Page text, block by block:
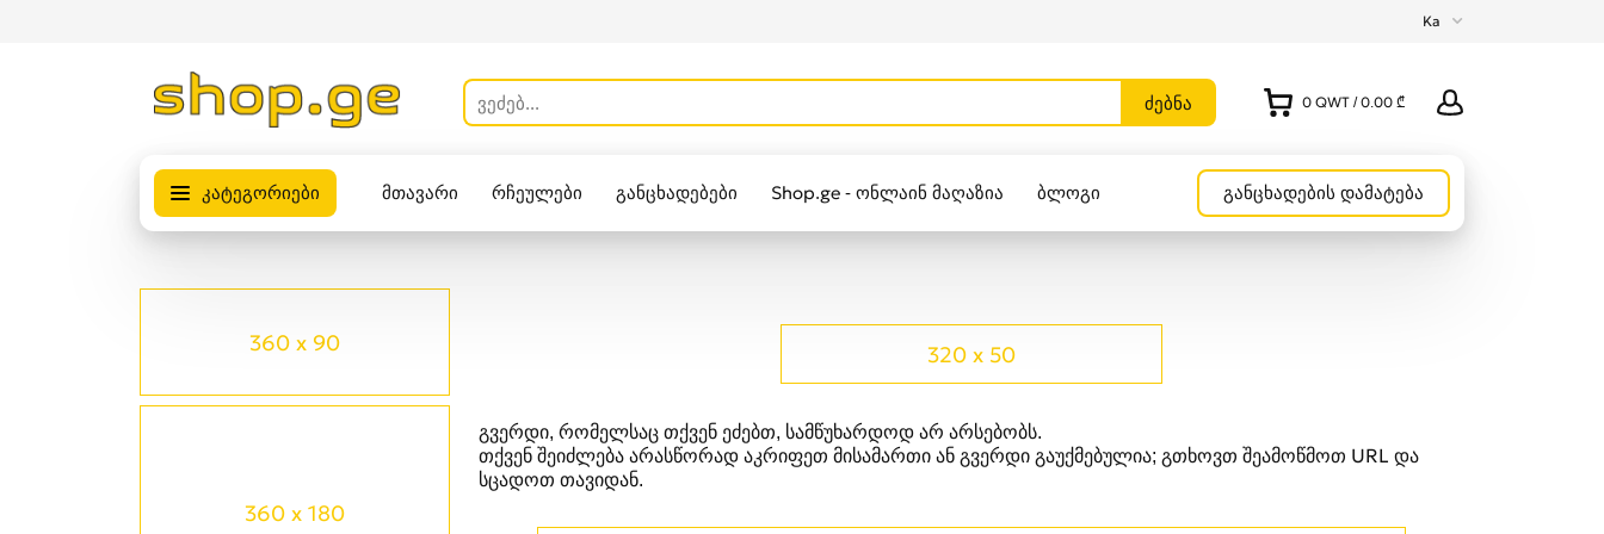
Ka
0 QWT / 0.00 ₾
კატეგორიები მთავარი რჩეულები განცხადებები Shop.ge - ონლაინ მაღაზია ბლოგი განცხადების დამატება
360 x 90
360 x 180
320 x 50
გვერდი, რომელსაც თქვენ ეძებთ, სამწუხარდოდ არ არსებობს.
თქვენ შეიძლება არასწორად აკრიფეთ მისამართი ან გვერდი გაუქმებულია; გთხოვთ შეამოწმოთ URL და
სცადოთ თავიდან.